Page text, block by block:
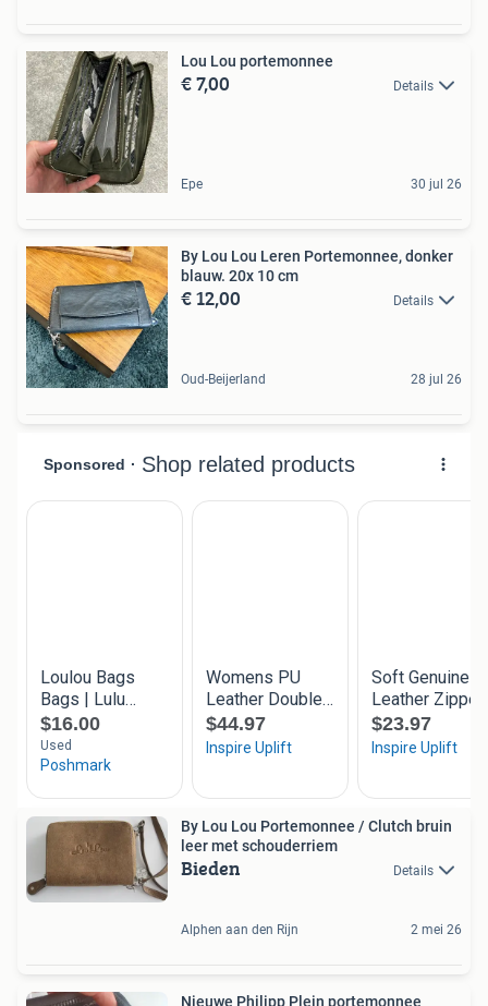
Lou Lou portemonnee
€ 7,00 Details
Epe 30 jul 26
By Lou Lou Leren Portemonnee, donker
blauw. 20x 10 cm
€ 12,00 Details
Oud-Beijerland 28 jul 26
By Lou Lou Portemonnee / Clutch bruin
leer met schouderriem
Bieden Details
Alphen aan den Rijn 2 mei 26
Nieuwe Philipp Plein portemonnee